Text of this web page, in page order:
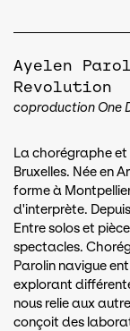
Ayelen
Revolution
coproduction One
La chorégraphe et
Bruxelles. Née en
forme à
d'interprète.
Entre solos et
spectacles.
Parolin navigue
explorant
nous relie aux
conçoit des